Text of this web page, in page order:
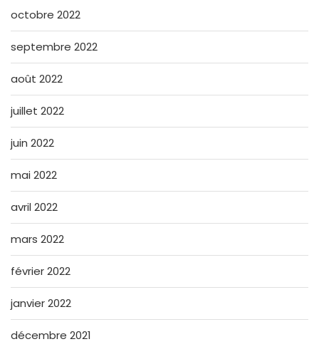
octobre 2022
septembre 2022
août 2022
juillet 2022
juin 2022
mai 2022
avril 2022
mars 2022
février 2022
janvier 2022
décembre 2021